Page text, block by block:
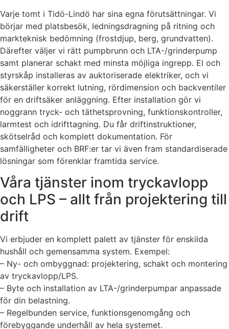
Varje tomt i Tidö-Lindö har sina egna förutsättningar. Vi
börjar med platsbesök, ledningsdragning på ritning och
markteknisk bedömning (frostdjup, berg, grundvatten).
Därefter väljer vi rätt pumpbrunn och LTA-/grinderpump
samt planerar schakt med minsta möjliga ingrepp. El och
styrskåp installeras av auktoriserade elektriker, och vi
säkerställer korrekt lutning, rördimension och backventiler
för en driftsäker anläggning. Efter installation gör vi
noggrann tryck- och täthetsprovning, funktionskontroller,
larmtest och idrifttagning. Du får driftinstruktioner,
skötselråd och komplett dokumentation. För
samfälligheter och BRF:er tar vi även fram standardiserade
lösningar som förenklar framtida service.
Våra tjänster inom tryckavlopp
och LPS – allt från projektering till
drift
Vi erbjuder en komplett palett av tjänster för enskilda
hushåll och gemensamma system. Exempel:
– Ny- och ombyggnad: projektering, schakt och montering
av tryckavlopp/LPS.
– Byte och installation av LTA-/grinderpumpar anpassade
för din belastning.
– Regelbunden service, funktionsgenomgång och
förebyggande underhåll av hela systemet.